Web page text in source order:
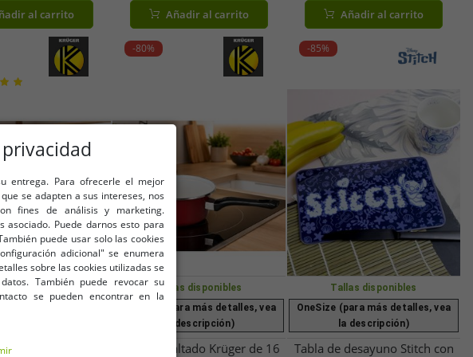
en negro o gris
al carrito
Resistente al calor Apta para
uso alimentario Azul
petróleo/Blanco o
Burdeos/Blanco
Añadir al carrito
de litros, apta para inducción,
en azul y rojo.
Añadir al carrito
disponibles
Krüger de 16
-80%
Tallas disponibles
OneSize (para más detalles, vea
la descripción)
Cazo esmaltado Krüger de 16
-85%
Tallas disponibles
OneSize (para más detalles, vea
la descripción)
Tabla de desayuno Stitch con
entrega. Para ofrecerle el mejor
se adapten a sus intereses, nos
fines de análisis y marketing.
asociado. Puede darnos esto para
puede usar solo las cookies
adicional" se enumera
sobre las cookies utilizadas se
También puede revocar su
se pueden encontrar en la